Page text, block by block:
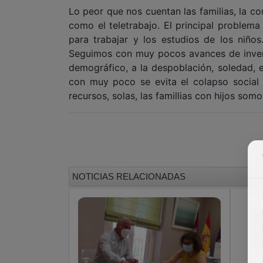
Lo peor que nos cuentan las familias, la
como el teletrabajo. El principal
para trabajar y los estudios de los
Seguimos con muy pocos avances de
demográfico, a la despoblación, soledad,
con muy poco se evita el colapso
recursos, solas, las famillias con hijos
NOTICIAS RELACIONADAS